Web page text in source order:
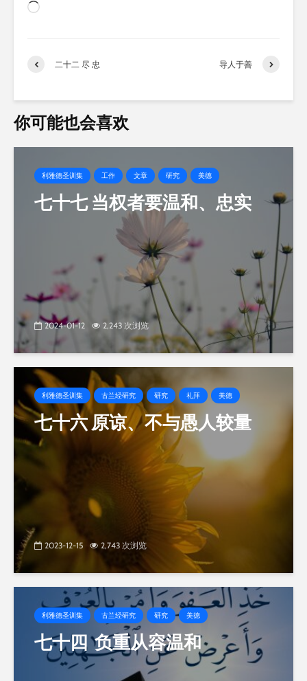
正
二十二 尽 忠 导人于善
你可能也会喜欢
利雅德圣训集 工作 文章 研究 美德
七十七 当权者要温和、忠实
2024-01-12 2,243 次浏览
利雅德圣训集 古兰经研究 研究 礼拜 美德
七十六 原谅、不与愚人较量
2023-12-15 2,743 次浏览
利雅德圣训集 古兰经研究 研究 美德
七十四 负重从容温和